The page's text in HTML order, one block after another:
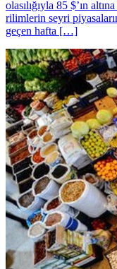
olasılığıyla 85 $’ın
rilimlerin seyri
geçen haf­ta […]